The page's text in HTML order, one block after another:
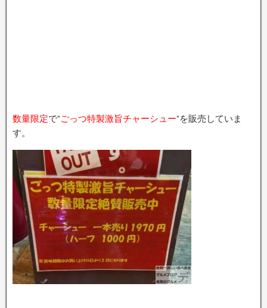
数量限定で”ごっつ特製激旨チャーシュー”を販売していま
す。